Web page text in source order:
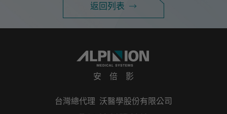
返回列表
安 倍 影
台灣總代理 沃醫學股份有限公司